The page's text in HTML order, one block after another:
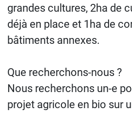
grandes cultures, 2ha de
déjà en place et 1ha de
bâtiments annexes.
Que recherchons-nous ?
Nous recherchons un-e
projet agricole en bio sur